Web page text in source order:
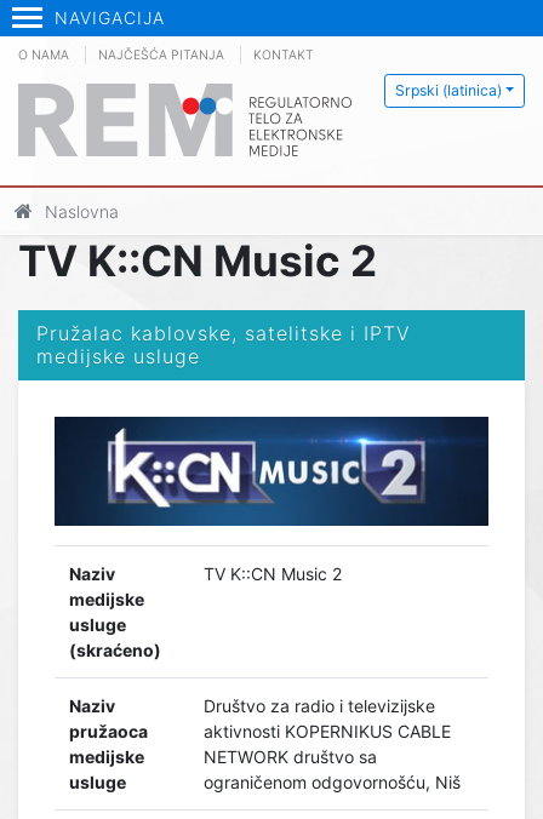
NAVIGACIJA
Srpski (latinica)
O NAMA NAJČEŠĆA PITANJA KONTAKT
Naslovna
TV K::CN Music 2
Pružalac kablovske, satelitske i IPTV
medijske usluge
Naziv
medijske
usluge
(skraćeno)
TV K::CN Music 2
Naziv
pružaoca
medijske
usluge
Društvo za radio i televizijske
aktivnosti KOPERNIKUS CABLE
NETWORK društvo sa
ograničenom odgovornošću, Niš